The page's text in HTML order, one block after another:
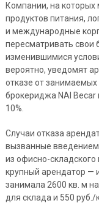
Компании, на которых
продуктов питания,
и международные
пересматривать свои
изменившимися
вероятно, уведомят
отказе от
брокериджа NAI Becar
10%.
Случаи отказа
вызванные введением
из офисно-
крупный арендатор —
занимала 2600 кв. м
для склада и 550